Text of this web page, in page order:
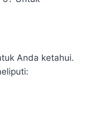
Anda ketahui.